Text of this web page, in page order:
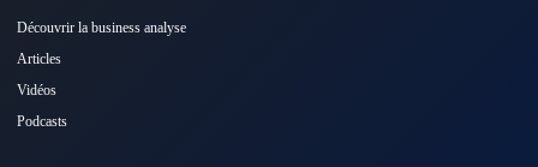
Découvrir la business analyse
Articles
Vidéos
Podcasts